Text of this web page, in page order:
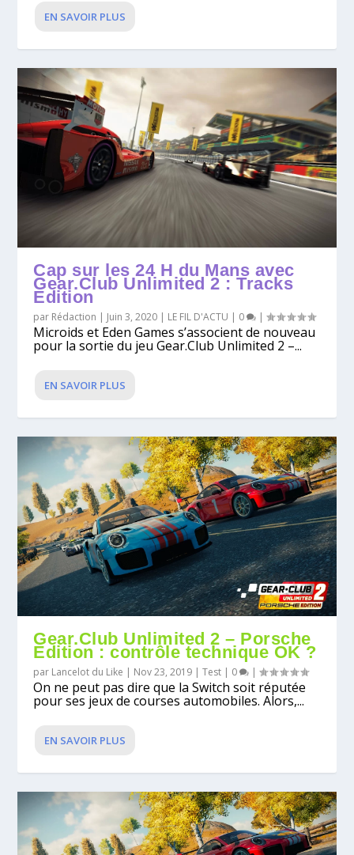
EN SAVOIR PLUS
Cap sur les 24 H du Mans avec
Gear.Club Unlimited 2 : Tracks
Edition
par Rédaction | Juin 3, 2020 | LE FIL D'ACTU | 0 |
Microids et Eden Games s’associent de nouveau
pour la sortie du jeu Gear.Club Unlimited 2 –...
EN SAVOIR PLUS
Gear.Club Unlimited 2 – Porsche
Edition : contrôle technique OK ?
par Lancelot du Like | Nov 23, 2019 |Test | 0 |
On ne peut pas dire que la Switch soit réputée
pour ses jeux de courses automobiles. Alors,...
EN SAVOIR PLUS